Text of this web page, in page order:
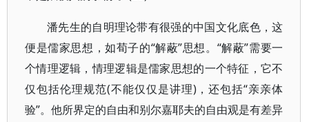
潘先生的自明理论带有很强的中国文化底色，这
便是儒家思想，如荀子的“解蔽”思想。“解蔽”需要一
个情理逻辑，情理逻辑是儒家思想的一个特征，它不
仅包括伦理规范(不能仅仅是讲理)，还包括“亲亲体
验”。他所界定的自由和别尔嘉耶夫的自由观是有差异